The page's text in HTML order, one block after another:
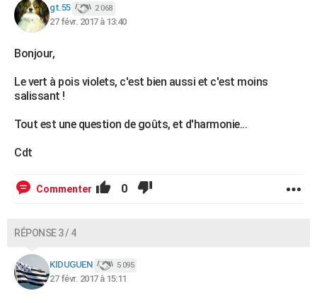
gt.55 2 068
27 févr. 2017 à 13:40
Bonjour,
Le vert à pois violets, c'est bien aussi et c'est moins
salissant !
Tout est une question de goûts, et d'harmonie...
Cdt
Commenter 0
RÉPONSE 3 / 4
KIDUGUEN 5 095
27 févr. 2017 à 15:11